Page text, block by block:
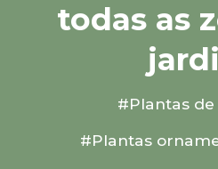
todas as
#Plantas
#Plantas